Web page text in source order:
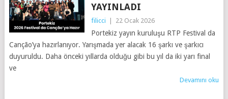
YAYINLADI
filicci 22 Ocak 2026
Portekiz yayın kuruluşu RTP Festival da
Canção’ya hazırlanıyor. Yarışmada yer alacak 16 şarkı ve şarkıcı
duyuruldu. Daha önceki yıllarda olduğu gibi bu yıl da iki yarı final
ve
Devamını oku